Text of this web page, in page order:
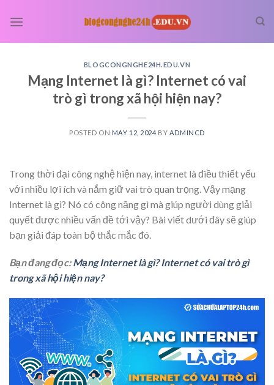
BLOGCONGNGHE24H.EDU.VN
Mạng Internet là gì? Internet có vai
trò gì trong xã hội hiện nay?
POSTED ON MAY 12, 2024 BY ADMINCD
Trong thời đại công nghệ hiện nay, internet là điều thiết yếu
với nhiều lợi ích và nắm giữ vai trò quan trọng. Vậy mạng
Internet là gì? Nó có công năng gì mà giúp người dùng giải
quyết được nhiều vấn đề tới vậy? Bài viết dưới đây sẽ giúp
bạn giải đáp toàn bộ thắc mắc đó.
Bạn đang đọc:Mạng Internet là gì? Internet có vai trò gì
trong xã hội hiện nay?